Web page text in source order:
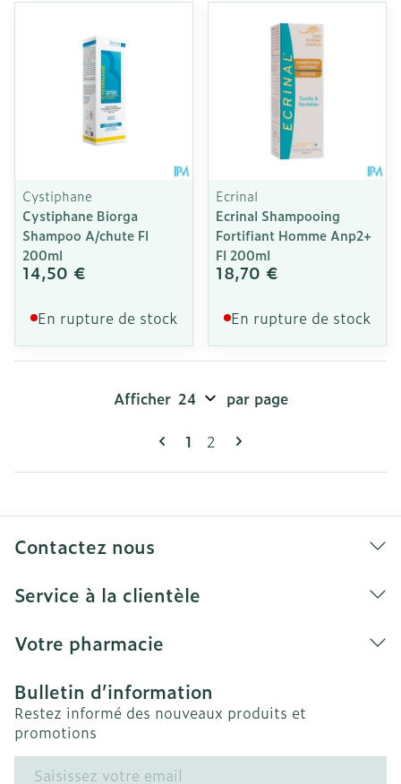
Cystiphane
Cystiphane Biorga
Shampoo A/chute Fl
200ml
14,50 €
En rupture de stock
Ecrinal
Ecrinal Shampooing
Fortifiant Homme Anp2+
Fl 200ml
18,70 €
En rupture de stock
Pages
Vous lisez actuellement la
1 Page
2
Afficher par page
Contactez nous
Service à la clientèle
Votre pharmacie
Bulletin d’information
Restez informé des nouveaux produits et
promotions
Adresse mail